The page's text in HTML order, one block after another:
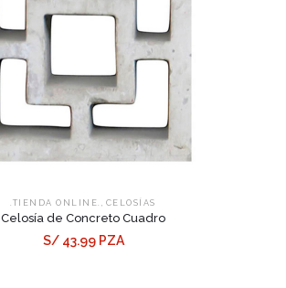
.TIENDA ONLINE. , CELOSÍAS
Celosía de Concreto Cuadro
S/ 43.99 PZA